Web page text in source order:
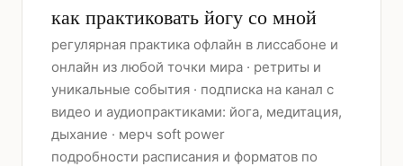
как практиковать йогу со мной
регулярная практика офлайн в лиссабоне и
онлайн из любой точки мира · ретриты и
уникальные события · подписка на канал с
видео и аудиопрактиками: йога, медитация,
дыхание · мерч soft power
подробности расписания и форматов по